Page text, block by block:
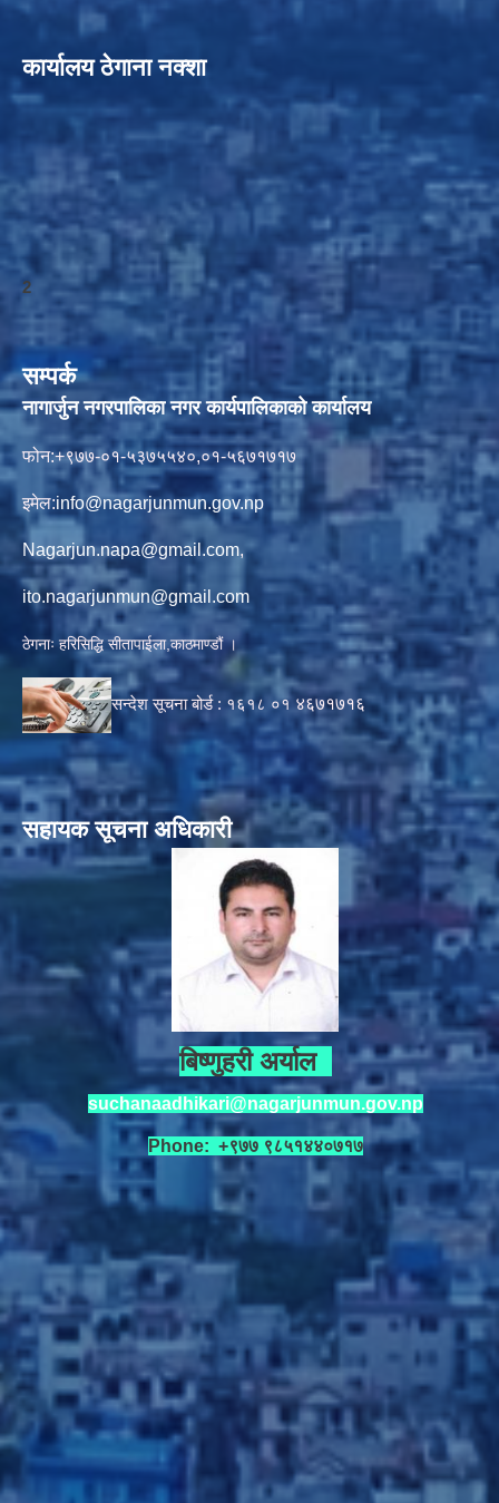
कार्यालय ठेगाना नक्शा
2
सम्पर्क
नागार्जुन नगरपालिका नगर कार्यपालिकाको कार्यालय
फोन:+९७७-०१-५३७५५४०,०१-५६७१७१७
इमेल:info@nagarjunmun.gov.np
Nagarjun.napa@gmail.com,
ito.nagarjunmun@gmail.com
ठेगनाः हरिसिद्धि सीतापाईला,काठमाण्डौं ।
सन्देश सूचना बोर्ड : १६१८ ०१४६७१७१६
सहायक सूचना अधिकारी
बिष्णुहरी अर्याल
suchanaadhikari@nagarjunmun.gov.np
Phone: +९७७ ९८५१४४०७१७